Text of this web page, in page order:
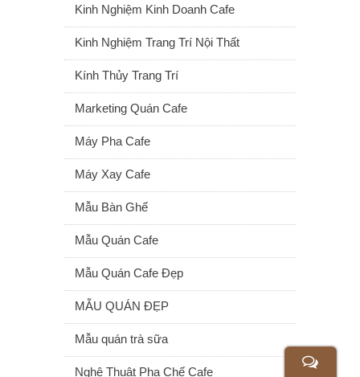
Kinh Nghiệm Kinh Doanh Cafe
Kinh Nghiệm Trang Trí Nội Thất
Kính Thủy Trang Trí
Marketing Quán Cafe
Máy Pha Cafe
Máy Xay Cafe
Mẫu Bàn Ghế
Mẫu Quán Cafe
Mẫu Quán Cafe Đẹp
MẪU QUÁN ĐẸP
Mẫu quán trà sữa
Nghệ Thuật Pha Chế Cafe